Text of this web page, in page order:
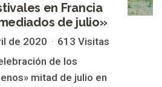
en Francia
de julio»
de 2020
613 Visitas
de los
mitad de julio en